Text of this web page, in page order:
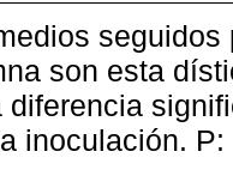
son esta
diferencia
inoculación.